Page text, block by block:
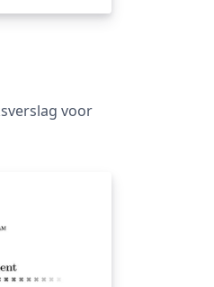
voor